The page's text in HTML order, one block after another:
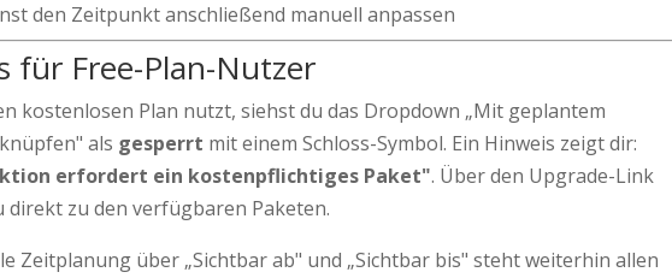
den Zeitpunkt anschließend manuell anpassen
für Free-Plan-Nutzer
kostenlosen Plan nutzt, siehst du das Dropdown „Mit geplantem
als gesperrt mit einem Schloss-Symbol. Ein Hinweis zeigt dir:
erfordert ein kostenpflichtiges Paket". Über den Upgrade-Link
direkt zu den verfügbaren Paketen.
Zeitplanung über „Sichtbar ab" und „Sichtbar bis" steht weiterhin allen